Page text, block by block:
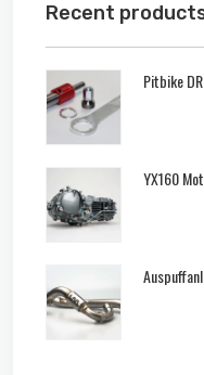
Recent
Pitbike
YX160